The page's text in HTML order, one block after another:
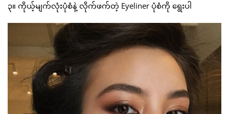
၃။ ကိုယ့်မျက်လုံးပုံစံနဲ့ လိုက်ဖက်တဲ့ Eyeliner ပုံစံကို ရွေးပါ